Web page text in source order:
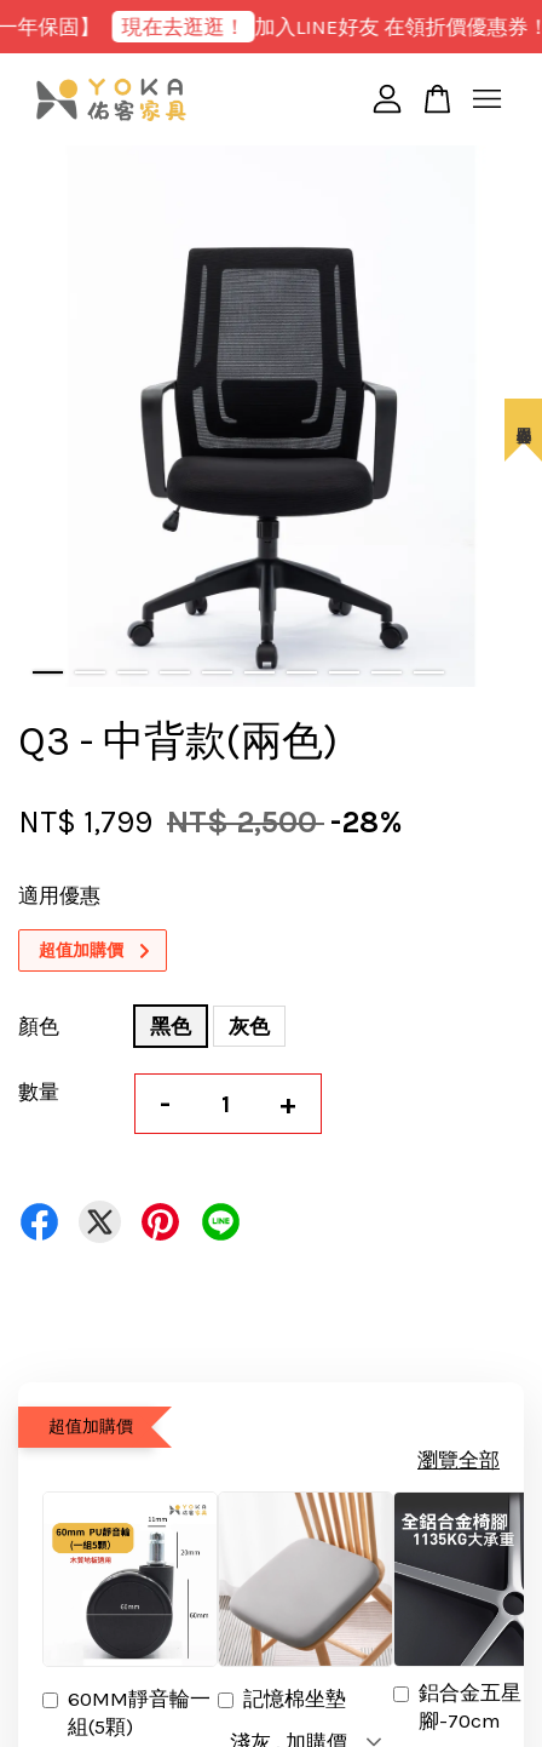
】 現在去逛逛！ 加入LINE好友 在領折價優惠券！ 點
Q3 - 中背款(兩色)
NT$ 1,799 NT$ 2,500 -28%
適用優惠
超值加購價
顏色 黑色 灰色
數量 - +
超值加購價
瀏覽全部
60MM靜音輪一
組(5顆)
記憶棉坐墊
鋁合金五星
腳-70cm
您的購物車目前還是空的。